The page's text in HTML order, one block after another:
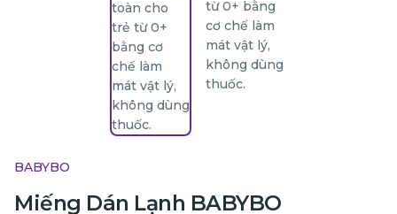
BABYBO
Miếng Dán Lạnh BABYBO